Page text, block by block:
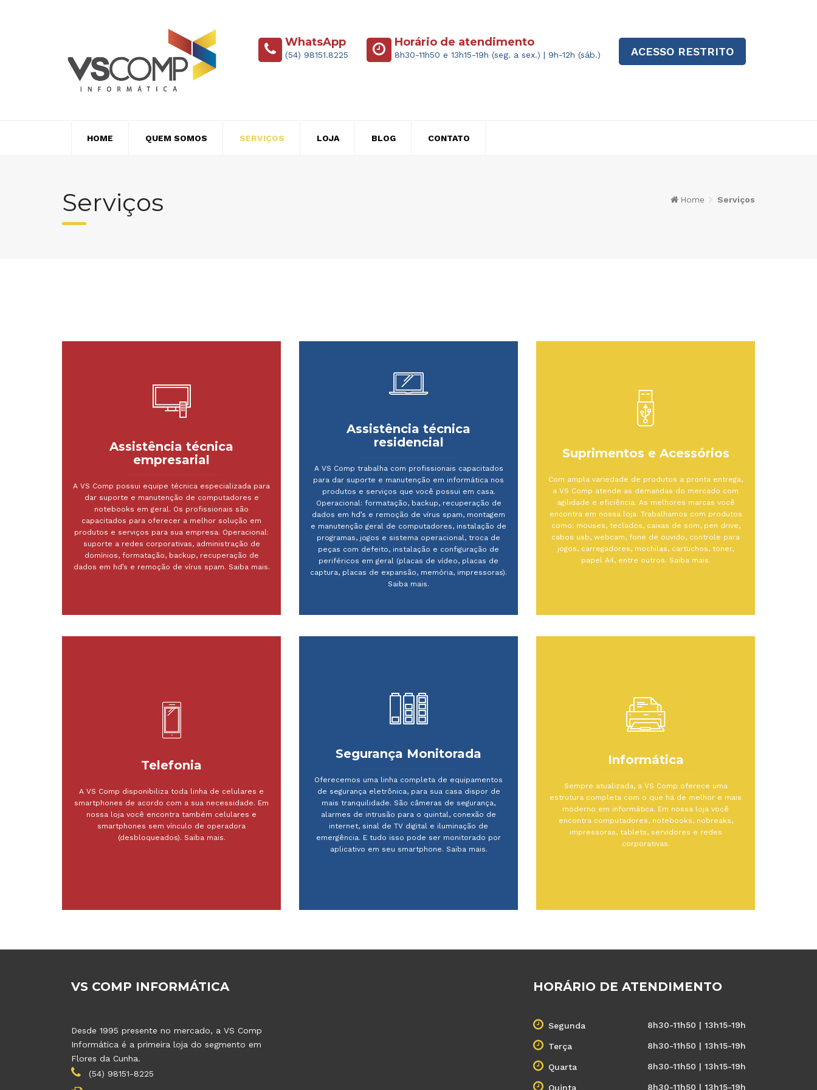
ACESSO RESTRITO
Horário de atendimento
8h30-11h50 e 13h15-19h (seg. a sex.) | 9h-12h (sáb.)
WhatsApp
(54) 98151.8225
HOME QUEM SOMOS SERVIÇOS LOJA BLOG CONTATO
Serviços Home Serviços
Assistência técnica
empresarial
A VS Comp possui equipe técnica especializada para
dar suporte e manutenção de computadores e
notebooks em geral. Os profissionais são
capacitados para oferecer a melhor solução em
produtos e serviços para sua empresa. Operacional:
suporte a redes corporativas, administração de
domínios, formatação, backup, recuperação de
dados em hd’s e remoção de vírus spam. Saiba mais.
Assistência técnica
residencial
A VS Comp trabalha com profissionais capacitados
para dar suporte e manutenção em informática nos
produtos e serviços que você possui em casa.
Operacional: formatação, backup, recuperação de
dados em hd’s e remoção de vírus spam, montagem
e manutenção geral de computadores, instalação de
programas, jogos e sistema operacional, troca de
peças com defeito, instalação e configuração de
periféricos em geral (placas de vídeo, placas de
captura, placas de expansão, memória, impressoras).
Saiba mais.
Suprimentos e Acessórios
Com ampla variedade de produtos a pronta entrega,
a VS Comp atende as demandas do mercado com
agilidade e eficiência. As melhores marcas você
encontra em nossa loja. Trabalhamos com produtos
como: mouses, teclados, caixas de som, pen drive,
cabos usb, webcam, fone de ouvido, controle para
jogos, carregadores, mochilas, cartuchos, toner,
papel A4, entre outros. Saiba mais.
Telefonia
A VS Comp disponibiliza toda linha de celulares e
smartphones de acordo com a sua necessidade. Em
nossa loja você encontra também celulares e
smartphones sem vínculo de operadora
(desbloqueados). Saiba mais.
Segurança Monitorada
Oferecemos uma linha completa de equipamentos
de segurança eletrônica, para sua casa dispor de
mais tranquilidade. São câmeras de segurança,
alarmes de intrusão para o quintal, conexão de
internet, sinal de TV digital e iluminação de
emergência. E tudo isso pode ser monitorado por
aplicativo em seu smartphone. Saiba mais.
Informática
Sempre atualizada, a VS Comp oferece uma
estrutura completa com o que há de melhor e mais
moderno em informática. Em nossa loja você
encontra computadores, notebooks, nobreaks,
impressoras, tablets, servidores e redes
corporativas.
VS COMP INFORMÁTICA
Desde 1995 presente no mercado, a VS Comp
Informática é a primeira loja do segmento em
Flores da Cunha.
(54) 98151-8225
HORÁRIO DE ATENDIMENTO
Segunda 8h30-11h50 | 13h15-19h
Terça 8h30-11h50 | 13h15-19h
Quarta 8h30-11h50 | 13h15-19h
Quinta 8h30-11h50 | 13h15-19h